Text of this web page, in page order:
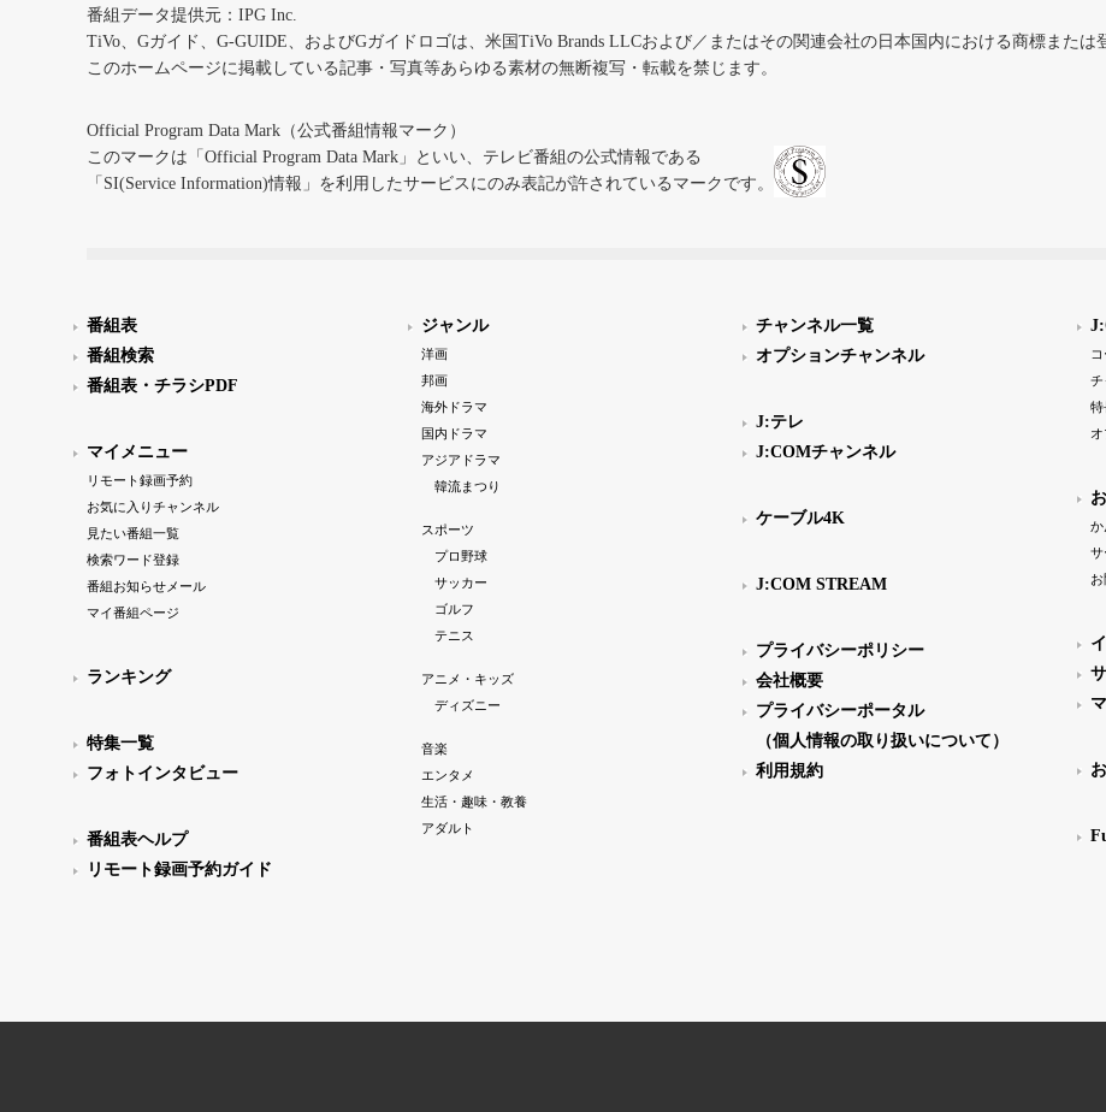
番組データ提供元：IPG Inc.
TiVo、Gガイド、G-GUIDE、およびGガイドロゴは、米国TiVo Brands LLCおよび／またはその関連会社の日本国内における商標または
このホームページに掲載している記事・写真等あらゆる素材の無断複写・転載を禁じます。
Official Program Data Mark（公式番組情報マーク）
このマークは「Official Program Data Mark」といい、テレビ番組の公式情報である
「SI(Service Information)情報」を利用したサービスにのみ表記が許されているマークです。
番組表
番組検索
番組表・チラシPDF
マイメニュー
リモート録画予約
お気に入りチャンネル
見たい番組一覧
検索ワード登録
番組お知らせメール
マイ番組ページ
ランキング
特集一覧
フォトインタビュー
番組表ヘルプ
リモート録画予約ガイド
ジャンル
洋画
邦画
海外ドラマ
国内ドラマ
アジアドラマ
韓流まつり
スポーツ
プロ野球
サッカー
ゴルフ
テニス
アニメ・キッズ
ディズニー
音楽
エンタメ
生活・趣味・教養
アダルト
チャンネル一覧
オプションチャンネル
J:テレ
J:COMチャンネル
ケーブル4K
J:COM STREAM
プライバシーポリシー
会社概要
プライバシーポータル
（個人情報の取り扱いについて）
利用規約
チ
特
か
サ